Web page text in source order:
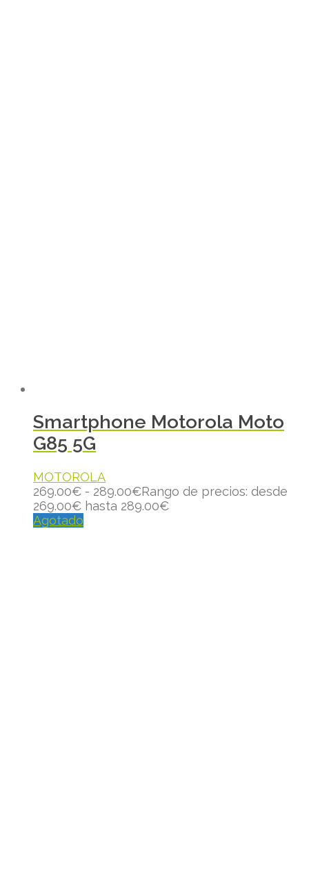
Smartphone Motorola Moto
G85 5G
MOTOROLA
269.00€ - 289.00€Rango de precios: desde
269.00€ hasta 289.00€
Agotado